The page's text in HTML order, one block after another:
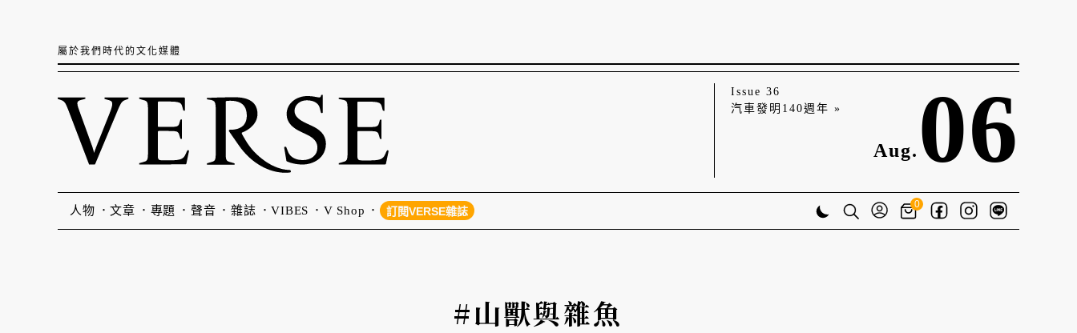
屬於我們時代的文化媒體
Issue 36
汽車發明140週年 »
Aug. 06
人物 文章 專題 聲音 雜誌 VIBES V Shop 訂閱VERSE雜誌
0
#山獸與雜魚